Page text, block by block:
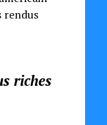
rendus
riches